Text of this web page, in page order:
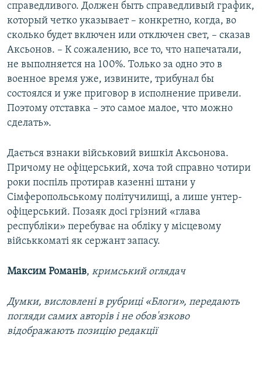
справедливого. Должен быть справедливый график,
который четко указывает – конкретно, когда, во
сколько будет включен или отключен свет, – сказав
Аксьонов. – К сожалению, все то, что напечатали,
не выполняется на 100%. Только за одно это в
военное время уже, извините, трибунал бы
состоялся и уже приговор в исполнение привели.
Поэтому отставка – это самое малое, что можно
сделать».
Дається взнаки військовий вишкіл Аксьонова.
Причому не офіцерський, хоча той справно чотири
роки поспіль протирав казенні штани у
Сімферопольському політучилищі, а лише унтер-
офіцерський. Позаяк досі грізний «глава
республіки» перебуває на обліку у місцевому
військкоматі як сержант запасу.
Максим Романів, кримський оглядач
Думки, висловлені в рубриці «Блоги», передають
погляди самих авторів і не обов'язково
відображають позицію редакції